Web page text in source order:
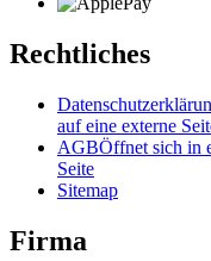
Rechtliches
auf eine externe
AGBÖffnet sich in
Seite
Sitemap
Firma